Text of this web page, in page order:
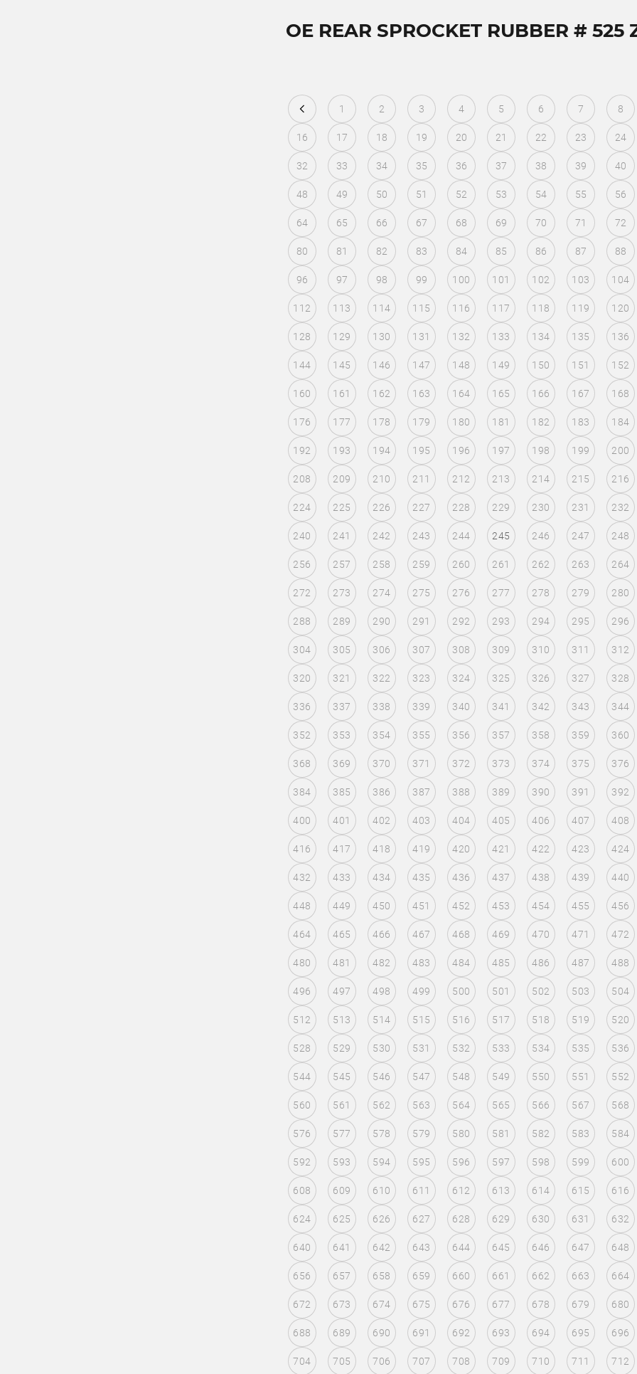
OE REAR SPROCKET RUBBER # 525
1 2 3 4 5 6 7 8
16 17 18 19 20 21 22 23 24
32 33 34 35 36 37 38 39 40
48 49 50 51 52 53 54 55 56
64 65 66 67 68 69 70 71 72
80 81 82 83 84 85 86 87 88
96 97 98 99 100 101 102 103 104
112 113 114 115 116 117 118 119 120
128 129 130 131 132 133 134 135 136
144 145 146 147 148 149 150 151 152
160 161 162 163 164 165 166 167 168
176 177 178 179 180 181 182 183 184
192 193 194 195 196 197 198 199 200
208 209 210 211 212 213 214 215 216
224 225 226 227 228 229 230 231 232
240 241 242 243 244 245 246 247 248
256 257 258 259 260 261 262 263 264
272 273 274 275 276 277 278 279 280
288 289 290 291 292 293 294 295 296
304 305 306 307 308 309 310 311 312
320 321 322 323 324 325 326 327 328
336 337 338 339 340 341 342 343 344
352 353 354 355 356 357 358 359 360
368 369 370 371 372 373 374 375 376
384 385 386 387 388 389 390 391 392
400 401 402 403 404 405 406 407 408
416 417 418 419 420 421 422 423 424
432 433 434 435 436 437 438 439 440
448 449 450 451 452 453 454 455 456
464 465 466 467 468 469 470 471 472
480 481 482 483 484 485 486 487 488
496 497 498 499 500 501 502 503 504
512 513 514 515 516 517 518 519 520
528 529 530 531 532 533 534 535 536
544 545 546 547 548 549 550 551 552
560 561 562 563 564 565 566 567 568
576 577 578 579 580 581 582 583 584
592 593 594 595 596 597 598 599 600
608 609 610 611 612 613 614 615 616
624 625 626 627 628 629 630 631 632
640 641 642 643 644 645 646 647 648
656 657 658 659 660 661 662 663 664
672 673 674 675 676 677 678 679 680
688 689 690 691 692 693 694 695 696
704 705 706 707 708 709 710 711 712